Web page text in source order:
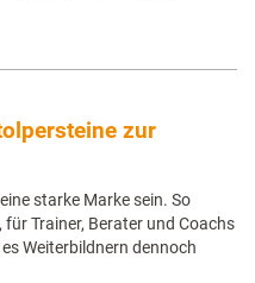
zur
starke Marke sein. So
Trainer, Berater und Coachs
Weiterbildnern dennoch